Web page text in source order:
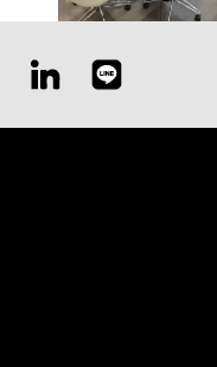
youtube
linkedin line